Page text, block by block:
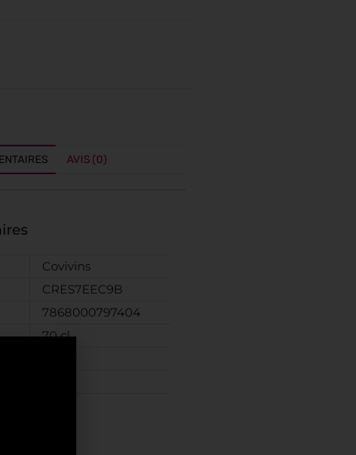
AVIS (0)
Covivins
CRES7EEC9B
7868000797404
70 cl